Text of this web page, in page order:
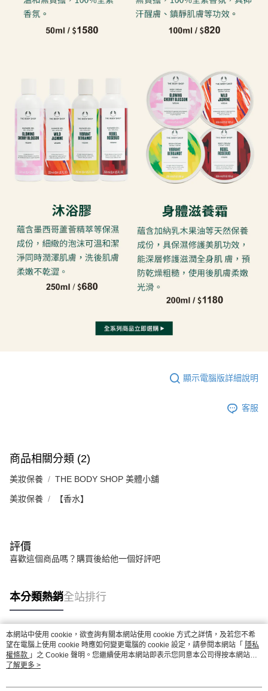
顯示電腦版詳細說明
客服
商品相關分類 (2)
美妝保養 THE BODY SHOP 美體小舖
美妝保養 【香水】
評價
喜歡這個商品嗎？購買後給他一個好評吧
本分類熱銷全站排行
熱門標籤
本網站中使用 cookie，欲查詢有關本網站使用 cookie 方式之詳情，及若您不希
望在電腦上使用 cookie 時應如何變更電腦的 cookie 設定，請參閱本網站「 隱私
權條款 」之 Cookie 聲明。您繼續使用本網站即表示您同意本公司得按本網站使
用條款之 Cookie 聲明使用 cookie。
了解更多 >